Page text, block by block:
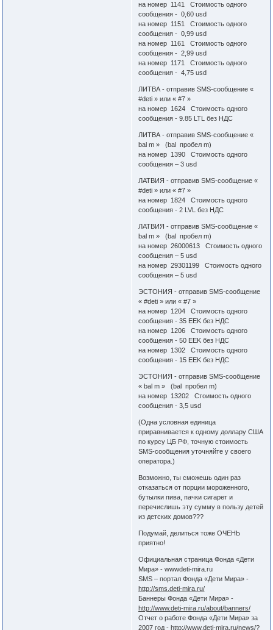
на номер 1141 Стоимость одного
сообщения - 0,60 usd
на номер 1151 Стоимость одного
сообщения - 0,99 usd
на номер 1161 Стоимость одного
сообщения - 2,99 usd
на номер 1171 Стоимость одного
сообщения - 4,75 usd
ЛИТВА - отправив SMS-сообщение «
#deti » или « #7 »
на номер 1624 Стоимость одного
сообщения - 9.85 LTL без НДС
ЛИТВА - отправив SMS-сообщение «
bal m » (bal пробел m)
на номер 1390 Стоимость одного
сообщения – 3 usd
ЛАТВИЯ - отправив SMS-сообщение «
#deti » или « #7 »
на номер 1824 Стоимость одного
сообщения - 2 LVL без НДС
ЛАТВИЯ - отправив SMS-сообщение «
bal m » (bal пробел m)
на номер 26000613 Стоимость одного
сообщения – 5 usd
на номер 29301199 Стоимость одного
сообщения – 5 usd
ЭСТОНИЯ - отправив SMS-сообщение
« #deti » или « #7 »
на номер 1204 Стоимость одного
сообщения - 35 EEK без НДС
на номер 1206 Стоимость одного
сообщения - 50 EEK без НДС
на номер 1302 Стоимость одного
сообщения - 15 EEK без НДС
ЭСТОНИЯ - отправив SMS-сообщение
« bal m » (bal пробел m)
на номер 13202 Стоимость одного
сообщения - 3,5 usd
(Одна условная единица
приравнивается к одному доллару США
по курсу ЦБ РФ, точную стоимость
SMS-сообщения уточняйте у своего
оператора.)
Возможно, ты сможешь один раз
отказаться от порции мороженного,
бутылки пива, пачки сигарет и
перечислишь эту сумму в пользу детей
из детских домов???
Подумай, делиться тоже ОЧЕНЬ
приятно!
Официальная страница Фонда «Дети
Мира» - wwwdeti-mira.ru
SMS – портал Фонда «Дети Мира» -
http://sms.deti-mira.ru/
Баннеры Фонда «Дети Мира» -
http://www.deti-mira.ru/about/banners/
Отчет о работе Фонда «Дети Мира» за
2007 год - http://www.deti-mira.ru/news/?